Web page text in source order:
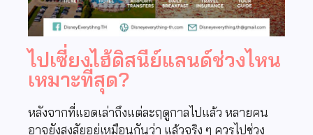
ไปเซี่ยงไฮ้ดิสนีย์แลนด์ช่วงไหน
เหมาะที่สุด?
หลังจากที่แอดเล่าถึงแต่ละฤดูกาลไปแล้ว หลายคน
อาจยังสงสัยอยู่เหมือนกันว่า แล้วจริง ๆ ควรไปช่วง